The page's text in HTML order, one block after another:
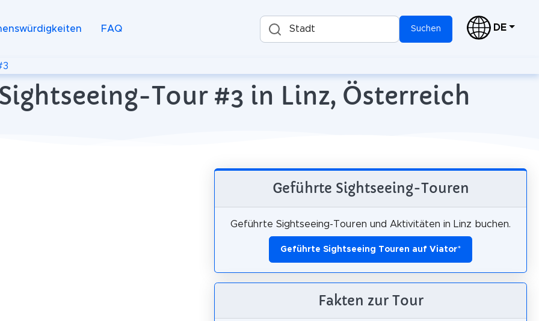
FAQ Stadt Suchen DE
Tour #3 in Linz, Österreich
Geführte Sightseeing-Touren
Geführte Sightseeing-Touren und Aktivitäten in Linz buchen.
Geführte Sightseeing Touren auf Viator*
Fakten zur Tour